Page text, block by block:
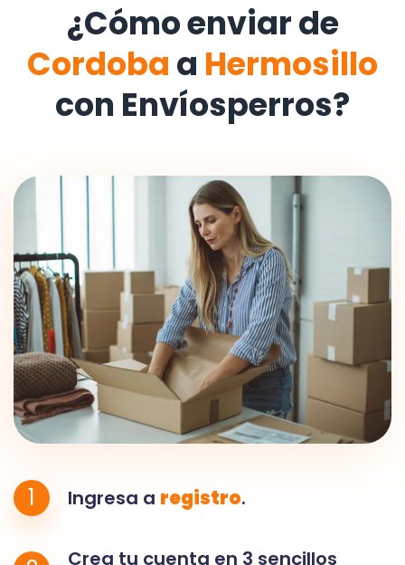
¿Cómo enviar de
Cordoba a Hermosillo
con Envíosperros?
1 Ingresa a registro.
Crea tu cuenta en 3 sencillos